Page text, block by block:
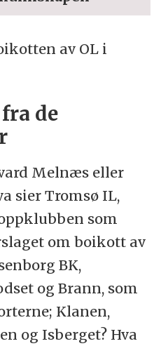
av OL i
de
Melnæs eller
sier Tromsø IL,
som
om boikott av
BK,
og Brann, som
Klanen,
og Isberget? Hva